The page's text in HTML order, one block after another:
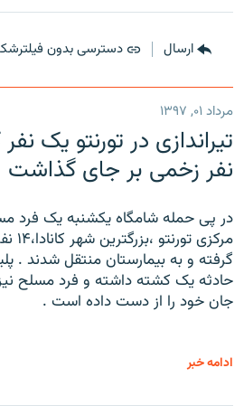
ارسال دسترسی بدون
مرداد ۰۱, ۱۳۹۷
نفر زخمی بر جای گذاشت
در پی حمله شامگاه یکشنبه یک فرد
گرفته و به بیمارستان منتقل شدند .
حادثه یک کشته داشته و فرد مسلح
جان خود را از دست داده است .
ادامه خبر